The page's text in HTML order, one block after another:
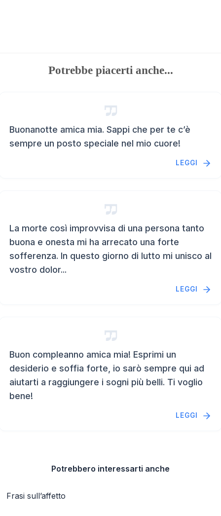
Potrebbe piacerti anche...
Buonanotte amica mia. Sappi che per te c’è
sempre un posto speciale nel mio cuore!
LEGGI
La morte così improvvisa di una persona tanto
buona e onesta mi ha arrecato una forte
sofferenza. In questo giorno di lutto mi unisco al
vostro dolor...
LEGGI
Buon compleanno amica mia! Esprimi un
desiderio e soffia forte, io sarò sempre qui ad
aiutarti a raggiungere i sogni più belli. Ti voglio
bene!
LEGGI
Potrebbero interessarti anche
Frasi sull’affetto